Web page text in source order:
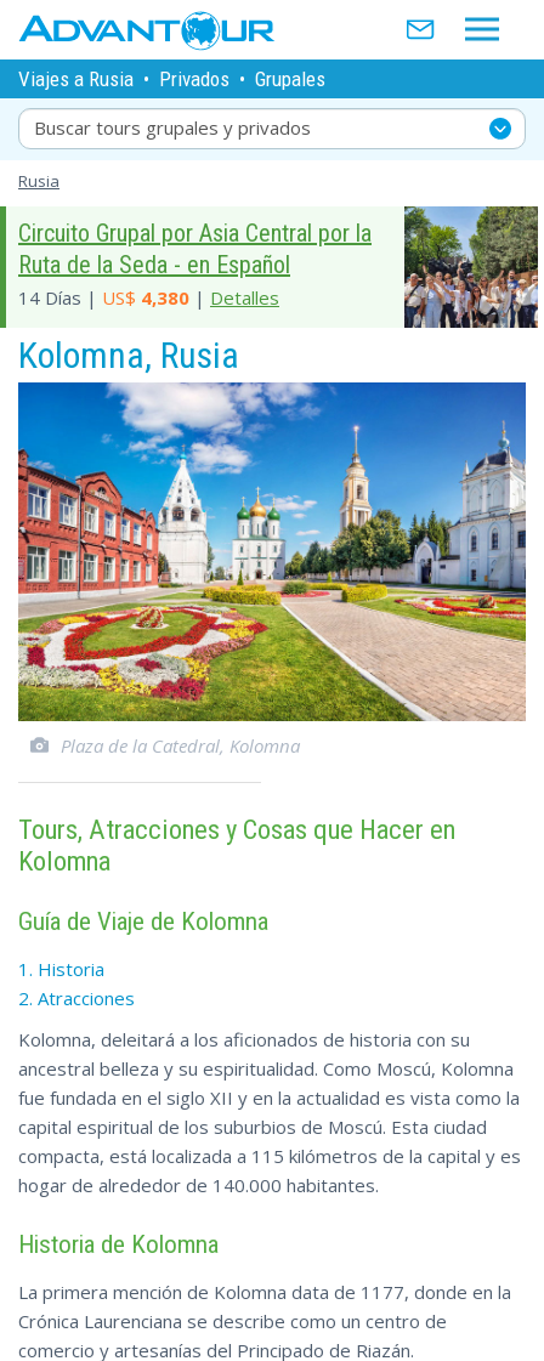
Viajes a Rusia • Privados • Grupales
Buscar tours grupales y privados
Rusia
Circuito Grupal por Asia Central por la
Ruta de la Seda - en Español
14 Días | US$ 4,380 | Detalles
Kolomna, Rusia
Plaza de la Catedral, Kolomna
Tours, Atracciones y Cosas que Hacer en
Kolomna
Guía de Viaje de Kolomna
1. Historia
2. Atracciones
Kolomna, deleitará a los aficionados de historia con su
ancestral belleza y su espiritualidad. Como Moscú, Kolomna
fue fundada en el siglo XII y en la actualidad es vista como la
capital espiritual de los suburbios de Moscú. Esta ciudad
compacta, está localizada a 115 kilómetros de la capital y es
hogar de alrededor de 140.000 habitantes.
Historia de Kolomna
La primera mención de Kolomna data de 1177, donde en la
Crónica Laurenciana se describe como un centro de
comercio y artesanías del Principado de Riazán.